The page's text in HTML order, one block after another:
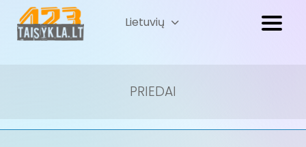
Lietuvių
PRIEDAI